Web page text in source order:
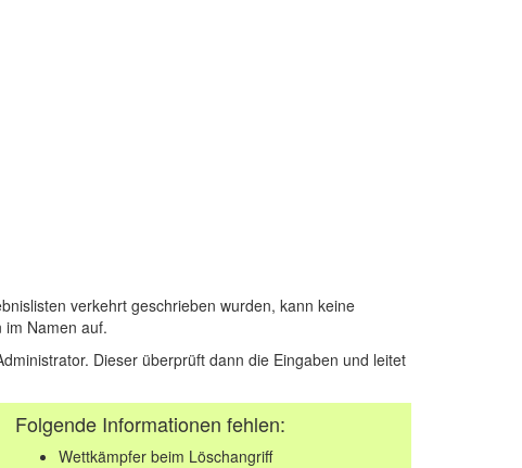
verkehrt geschrieben wurden, kann keine
Namen auf.
Dieser überprüft dann die Eingaben und leitet
Folgende Informationen fehlen:
Wettkämpfer beim Löschangriff